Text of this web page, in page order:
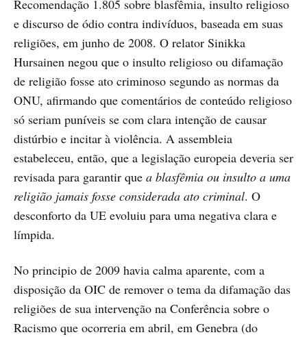
Recomendação 1.805 sobre blasfêmia, insulto religioso
e discurso de ódio contra indivíduos, baseada em suas
religiões, em junho de 2008. O relator Sinikka
Hursainen negou que o insulto religioso ou difamação
de religião fosse ato criminoso segundo as normas da
ONU, afirmando que comentários de conteúdo religioso
só seriam puníveis se com clara intenção de causar
distúrbio e incitar à violência. A assembleia
estabeleceu, então, que a legislação europeia deveria ser
revisada para garantir que a blasfêmia ou insulto a uma
religião jamais fosse considerada ato criminal. O
desconforto da UE evoluiu para uma negativa clara e
límpida.
No principio de 2009 havia calma aparente, com a
disposição da OIC de remover o tema da difamação das
religiões de sua intervenção na Conferência sobre o
Racismo que ocorreria em abril, em Genebra (do